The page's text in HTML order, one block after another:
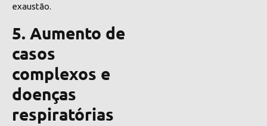
exaustão.
5. Aumento de
casos
complexos e
doenças
respiratórias